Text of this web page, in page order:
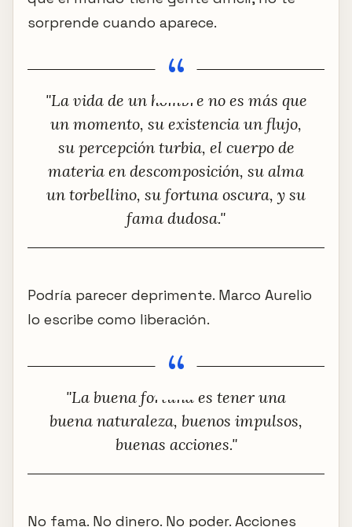
sorprende cuando aparece.
"La vida de un hombre no es más que
un momento, su existencia un flujo,
su percepción turbia, el cuerpo de
materia en descomposición, su alma
un torbellino, su fortuna oscura, y su
fama dudosa."
Podría parecer deprimente. Marco Aurelio
lo escribe como liberación.
"La buena fortuna es tener una
buena naturaleza, buenos impulsos,
buenas acciones."
No fama. No dinero. No poder. Acciones